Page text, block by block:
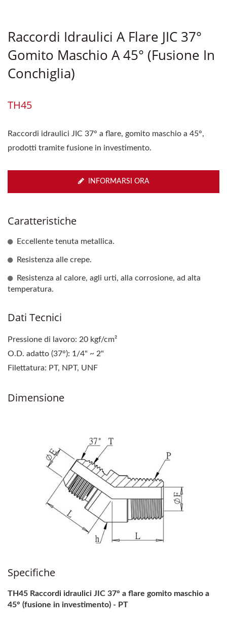
Raccordi Idraulici A Flare JIC 37°
Gomito Maschio A 45° (fusione In
Conchiglia)
TH45
Raccordi idraulici JIC 37° a flare, gomito maschio a 45°,
prodotti tramite fusione in investimento.
INFORMARSI ORA
Caratteristiche
Eccellente tenuta metallica.
Resistenza alle crepe.
Resistenza al calore, agli urti, alla corrosione, ad alta
temperatura.
Dati Tecnici
Pressione di lavoro: 20 kgf/cm²
O.D. adatto (37°): 1/4" ~ 2"
Filettatura: PT, NPT, UNF
Dimensione
Specifiche
TH45 Raccordi idraulici JIC 37° a flare gomito maschio a
45° (fusione in investimento) - PT